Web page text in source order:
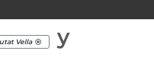
Vella
y